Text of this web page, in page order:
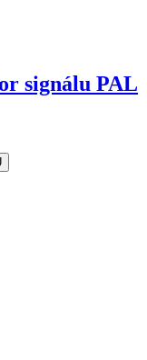
signálu PAL